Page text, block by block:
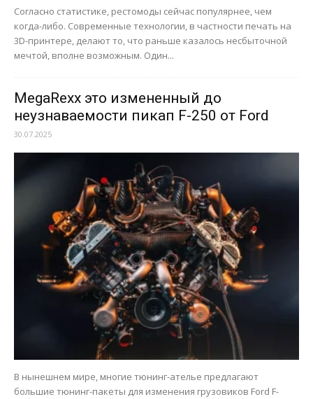
Согласно статистике, рестомоды сейчас популярнее, чем
когда-либо. Современные технологии, в частности печать на
3D-принтере, делают то, что раньше казалось несбыточной
мечтой, вполне возможным. Один...
MegaRexx это измененный до
неузнаваемости пикап F-250 от Ford
30.07.2025
В нынешнем мире, многие тюнинг-ателье предлагают
большие тюнинг-пакеты для изменения грузовиков Ford F-